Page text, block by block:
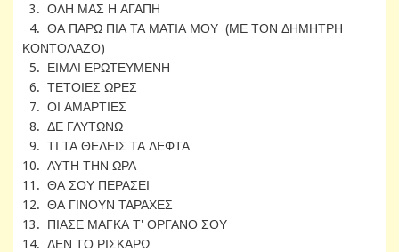
3. ΟΛΗ ΜΑΣ Η ΑΓΑΠΗ
4. ΘΑ ΠΑΡΩ ΠΙΑ ΤΑ ΜΑΤΙΑ ΜΟΥ (ΜΕ ΤΟΝ ΔΗΜΗΤΡΗ
ΚΟΝΤΟΛΑΖΟ)
5. ΕΙΜΑΙ ΕΡΩΤΕΥΜΕΝΗ
6. ΤΕΤΟΙΕΣ ΩΡΕΣ
7. ΟΙ ΑΜΑΡΤΙΕΣ
8. ΔΕ ΓΛΥΤΩΝΩ
9. ΤΙ ΤΑ ΘΕΛΕΙΣ ΤΑ ΛΕΦΤΑ
10. ΑΥΤΗ ΤΗΝ ΩΡΑ
11. ΘΑ ΣΟΥ ΠΕΡΑΣΕΙ
12. ΘΑ ΓΙΝΟΥΝ ΤΑΡΑΧΕΣ
13. ΠΙΑΣΕ ΜΑΓΚΑ Τ' ΟΡΓΑΝΟ ΣΟΥ
14. ΔΕΝ ΤΟ ΡΙΣΚΑΡΩ